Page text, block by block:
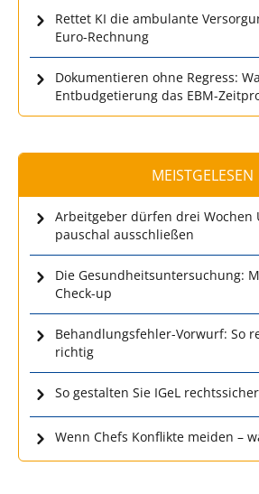
Rettet KI die ambulante
Euro-Rechnung
Dokumentieren ohne Regress:
Entbudgetierung das EBM-
MEISTGELESEN
Arbeitgeber dürfen drei Wochen
pauschal ausschließen
Die Gesundheitsuntersuchung:
Check-up
Behandlungsfehler-Vorwurf: So
richtig
So gestalten Sie IGeL rechtssicher
Wenn Chefs Konflikte meiden –